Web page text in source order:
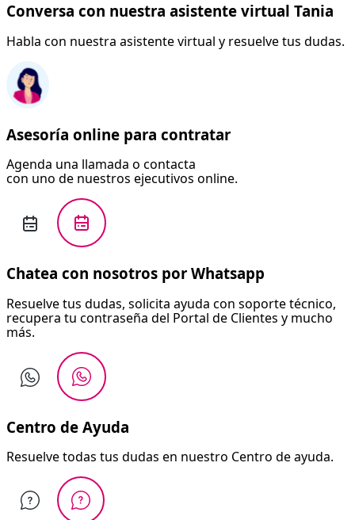
Conversa con nuestra asistente virtual Tania
Habla con nuestra asistente virtual y resuelve tus dudas.
Asesoría online para contratar
Agenda una llamada o contacta
con uno de nuestros ejecutivos online.
Chatea con nosotros por Whatsapp
Resuelve tus dudas, solicita ayuda con soporte técnico,
recupera tu contraseña del Portal de Clientes y mucho
más.
Centro de Ayuda
Resuelve todas tus dudas en nuestro Centro de ayuda.